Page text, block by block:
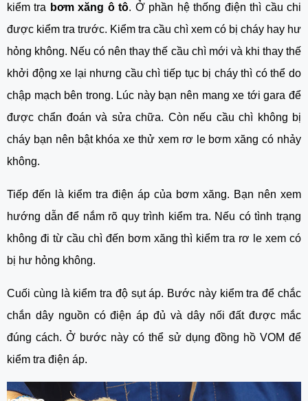
kiểm tra bơm xăng ô tô. Ở phần hệ thống điện thì cầu chi
được kiểm tra trước. Kiểm tra cầu chì xem có bị cháy hay hư
hỏng không. Nếu có nên thay thế cầu chì mới và khi thay thế
khởi động xe lại nhưng cầu chì tiếp tục bị cháy thì có thể do
chập mạch bên trong. Lúc này bạn nên mang xe tới gara để
được chẩn đoán và sửa chữa. Còn nếu cầu chì không bị
cháy bạn nên bật khóa xe thử xem rơ le bơm xăng có nhảy
không.
Tiếp đến là kiểm tra điện áp của bơm xăng. Bạn nên xem
hướng dẫn để nắm rõ quy trình kiểm tra. Nếu có tình trạng
không đi từ cầu chì đến bơm xăng thì kiểm tra rơ le xem có
bị hư hỏng không.
Cuối cùng là kiểm tra độ sụt áp. Bước này kiểm tra để chắc
chắn dây nguồn có điện áp đủ và dây nối đất được mắc
đúng cách. Ở bước này có thể sử dụng đồng hồ VOM để
kiểm tra điện áp.